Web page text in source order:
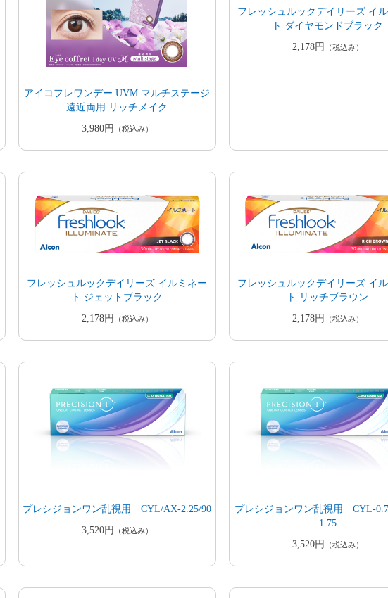
アイコフレワンデー UVM マルチステージ
遠近両用 リッチメイク
3,980円
（税込み）
フレッシュルックデイリーズ イ
ト ダイヤモンドブラック
2,178円
（税込み）
フレッシュルックデイリーズ イルミネー
ト ジェットブラック
2,178円
（税込み）
フレッシュルックデイリーズ イ
ト リッチブラウン
2,178円
（税込み）
プレシジョンワン乱視用 CYL/AX-2.25/90
3,520円
（税込み）
プレシジョンワン乱視用 CYL-
1.75
3,520円
（税込み）